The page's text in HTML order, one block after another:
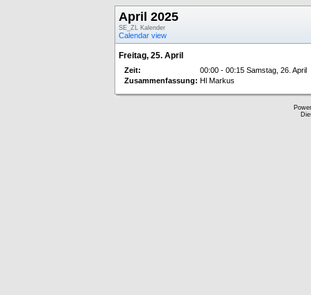
April 2025
SE_ZL Kalender
Calendar view
Freitag, 25. April
Zeit:
00:00 - 00:15 Samstag, 26. April
Zusammenfassung: Hl Markus